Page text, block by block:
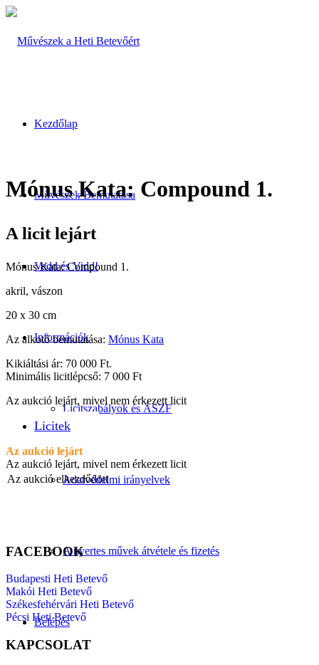
Kezdőlap
Művészek Bemutatása
Vedd és Vidd!
Információk
Licitszabályok és ÁSZF
Adatvédelmi irányelvek
A nyertes művek átvétele és fizetés
Belépés
Mónus Kata: Compound 1.
A licit lejárt
Mónus Kata: Compound 1.
akril, vászon
20 x 30 cm
Az alkotó bemutatása: Mónus Kata
Kikiáltási ár: 70 000 Ft.
Minimális licitlépcső: 7 000 Ft
Az aukció lejárt, mivel nem érkezett licit
Licitek
Az aukció lejárt
Az aukció lejárt, mivel nem érkezett licit
Az aukció elkezdődött
FACEBOOK
Budapesti Heti Betevő
Makói Heti Betevő
Székesfehérvári Heti Betevő
Pécsi Heti Betevő
KAPCSOLAT